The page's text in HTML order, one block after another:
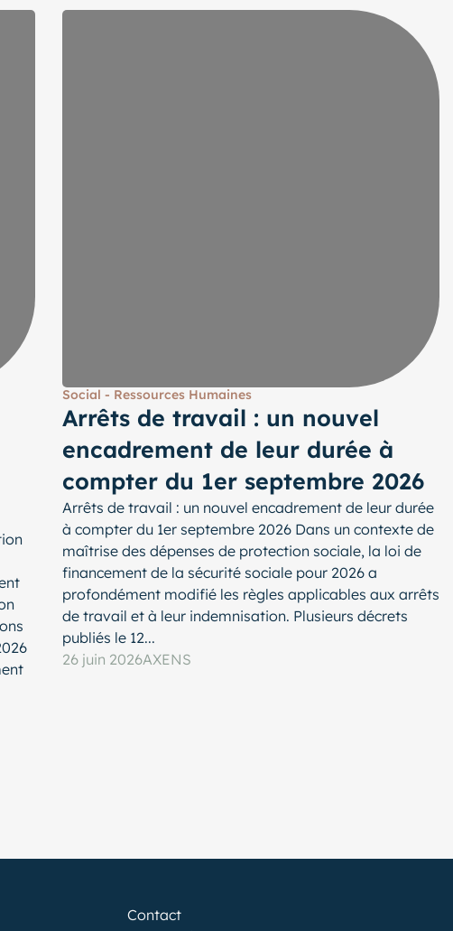
Social - Ressources Humaines
Arrêts de travail : un nouvel
encadrement de leur durée à
compter du 1er septembre 2026
Arrêts de travail : un nouvel encadrement de leur durée
à compter du 1er septembre 2026 Dans un contexte de
maîtrise des dépenses de protection sociale, la loi de
financement de la sécurité sociale pour 2026 a
profondément modifié les règles applicables aux arrêts
de travail et à leur indemnisation. Plusieurs décrets
publiés le 12...
26 juin 2026AXENS
Contact